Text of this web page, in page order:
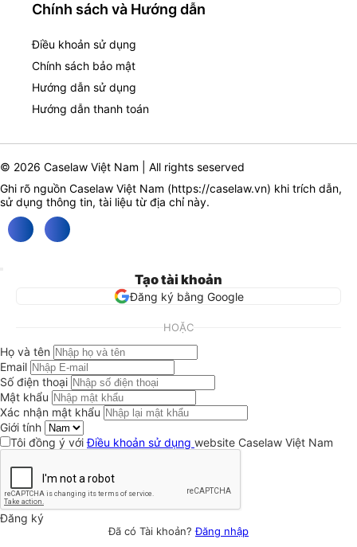
Chính sách và Hướng dẫn
Điều khoản sử dụng
Chính sách bảo mật
Hướng dẫn sử dụng
Hướng dẫn thanh toán
© 2026 Caselaw Việt Nam | All rights seserved
Ghi rõ nguồn Caselaw Việt Nam (https://caselaw.vn) khi trích dẫn,
sử dụng thông tin, tài liệu từ địa chỉ này.
Tạo tài khoản
Đăng ký bằng Google
HOẶC
Họ và tên
Email
Số điện thoại
Mật khẩu
Xác nhận mật khẩu
Giới tính
Tôi đồng ý vớiĐiều khoản sử dụng website Caselaw Việt Nam
Đăng ký
Đã có Tài khoản?Đăng nhập